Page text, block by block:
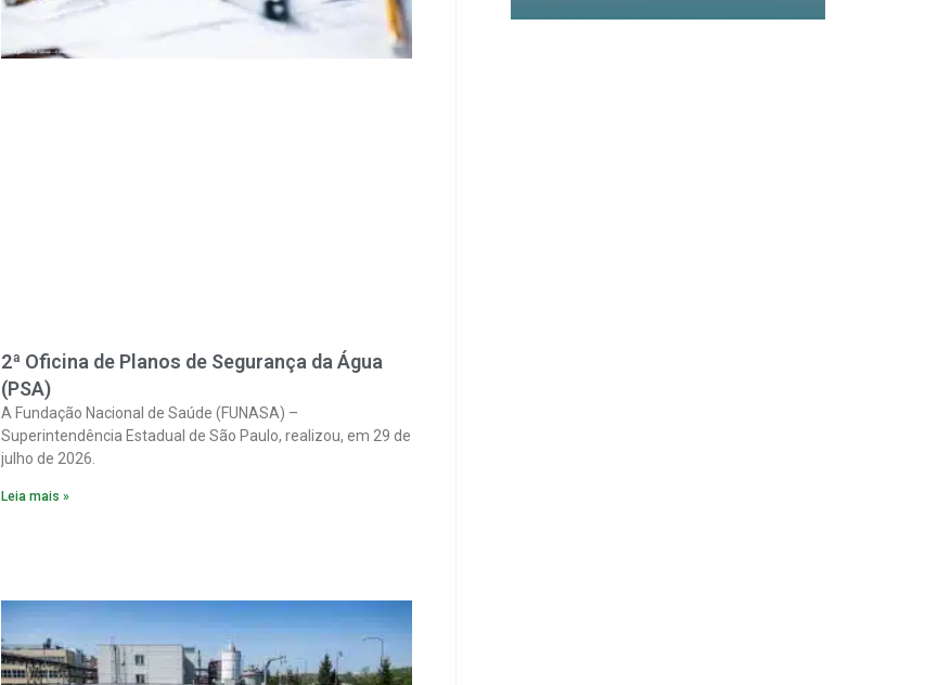
2ª Oficina de Planos de Segurança da Água
(PSA)
A Fundação Nacional de Saúde (FUNASA) –
Superintendência Estadual de São Paulo, realizou, em 29 de
julho de 2026.
Leia mais »